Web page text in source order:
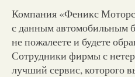
Компания «Феникс
с данным автомобильным
не пожалеете и будете
Сотрудники фирмы с
лучший сервис, которого